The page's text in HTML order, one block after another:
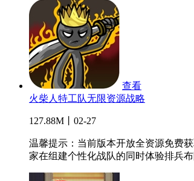
查看
火柴人特工队无限资源战略
127.88M丨02-27
温馨提示：当前版本开放全资源免费
家在组建个性化战队的同时体验排兵